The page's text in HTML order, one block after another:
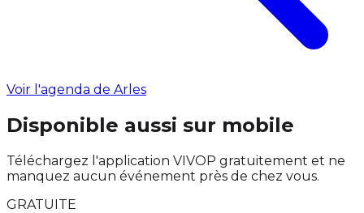
Voir l'agenda de Arles
Disponible aussi sur mobile
Téléchargez l'application VIVOP gratuitement et ne
manquez aucun événement près de chez vous.
GRATUITE